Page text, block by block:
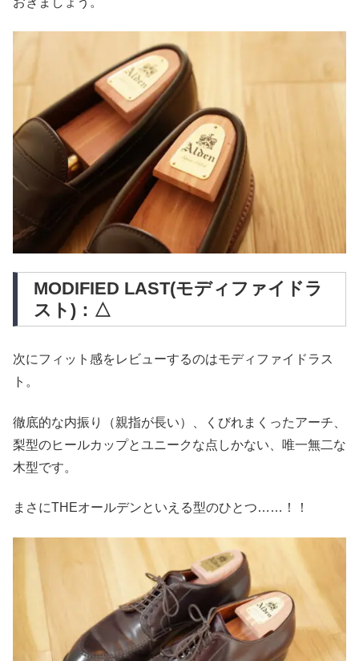
MODIFIED LAST(モディファイドラ
スト)：△
次にフィット感をレビューするのはモディファイドラス
ト。
徹底的な内振り（親指が長い）、くびれまくったアーチ、
梨型のヒールカップとユニークな点しかない、唯一無二な
木型です。
まさにTHEオールデンといえる型のひとつ……！！